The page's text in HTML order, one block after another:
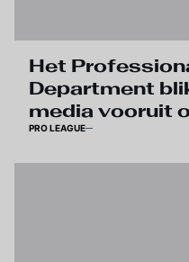
Het
Department
media vooruit
voetbalseizoen
PRO LEAGUE